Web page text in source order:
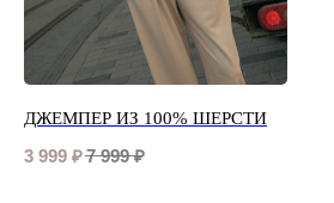
ДЖЕМПЕР ИЗ 100% ШЕРСТИ
3 999 ₽7 999 ₽